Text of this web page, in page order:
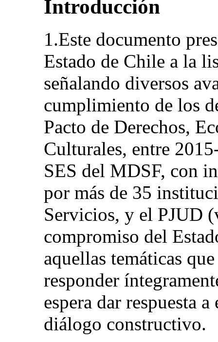
Introducción
1.Este documento
Estado de Chile a la
señalando diversos
cumplimiento de los
Pacto de Derechos,
Culturales, entre
SES del MDSF, con
por más de 35
Servicios, y el PJUD
compromiso del
aquellas temáticas
responder
espera dar respuesta
diálogo constructivo.